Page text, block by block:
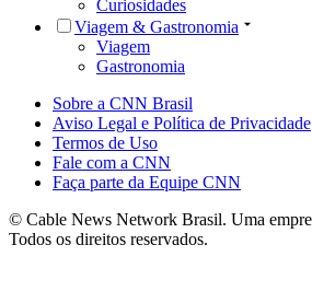
Curiosidades
Viagem & Gastronomia
Viagem
Gastronomia
Sobre a CNN Brasil
Aviso Legal e Política de Privacidade
Termos de Uso
Fale com a CNN
Faça parte da Equipe CNN
© Cable News Network Brasil. Uma
Todos os direitos reservados.